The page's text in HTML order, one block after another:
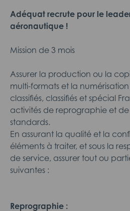
Adéquat recrute pour le
aéronautique !
Mission de 3 mois
Assurer la production ou la
multi-formats et la
classifiés, classifiés et spécial
activités de reprographie et
standards.
En assurant la qualité et la
éléments à traiter, et sous la
de service, assurer tout ou
suivantes :
Reprographie :